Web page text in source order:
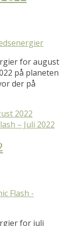
for august
på planeten
der på
2022
Flash -
for juli